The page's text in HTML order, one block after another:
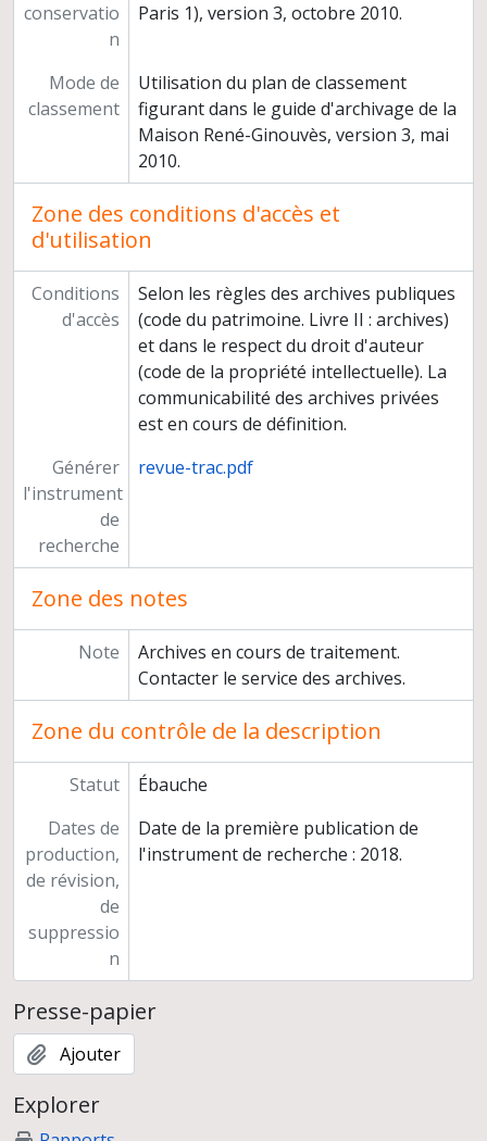
conservatio
n
Paris 1), version 3, octobre 2010.
Mode de
classement
Utilisation du plan de classement
figurant dans le guide d'archivage de la
Maison René-Ginouvès, version 3, mai
2010.
Zone des conditions d'accès et
d'utilisation
Conditions
d'accès
Selon les règles des archives publiques
(code du patrimoine. Livre II : archives)
et dans le respect du droit d'auteur
(code de la propriété intellectuelle). La
communicabilité des archives privées
est en cours de définition.
Générer
l'instrument
de
recherche
revue-trac.pdf
Zone des notes
Note
Archives en cours de traitement.
Contacter le service des archives.
Zone du contrôle de la description
Statut
Ébauche
Dates de
production,
de révision,
de
suppressio
n
Date de la première publication de
l'instrument de recherche : 2018.
Presse-papier
Ajouter
Explorer